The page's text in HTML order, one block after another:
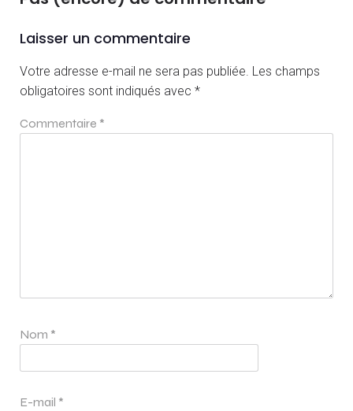
Laisser un commentaire
Votre adresse e-mail ne sera pas publiée. Les champs
obligatoires sont indiqués avec *
Commentaire *
Nom *
E-mail *